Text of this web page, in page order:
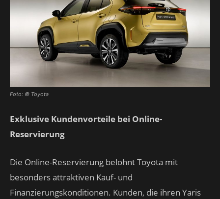
Foto: © Toyota
Exklusive Kundenvorteile bei Online-
Reservierung
Die Online-Reservierung belohnt Toyota mit
besonders attraktiven Kauf- und
Finanzierungskonditionen. Kunden, die ihren Yaris